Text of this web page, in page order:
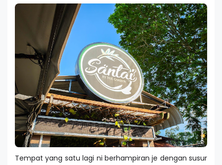
Tempat yang satu lagi ni berhampiran je dengan susur